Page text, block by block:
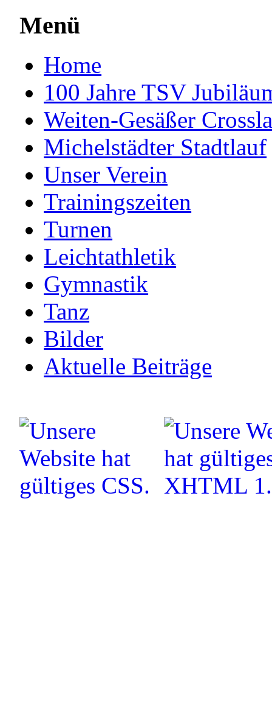
Menü
Home
100 Jahre TSV
Weiten-Gesäßer
Michelstädter Stadtlauf
Unser Verein
Trainingszeiten
Turnen
Leichtathletik
Gymnastik
Tanz
Bilder
Aktuelle Beiträge